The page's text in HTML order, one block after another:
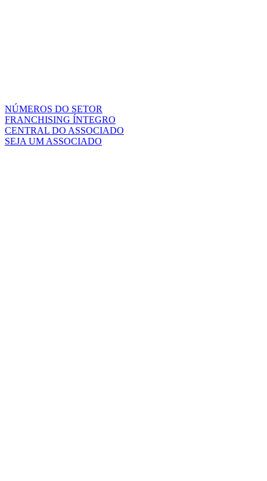
NÚMEROS DO SETOR
FRANCHISING ÍNTEGRO
CENTRAL DO ASSOCIADO
SEJA UM ASSOCIADO